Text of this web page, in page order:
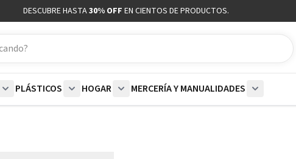
DESCUBRE HASTA30% OFF EN CIENTOS DE PRODUCTOS.
PLÁSTICOS
HOGAR
MERCERÍA Y MANUALIDADES